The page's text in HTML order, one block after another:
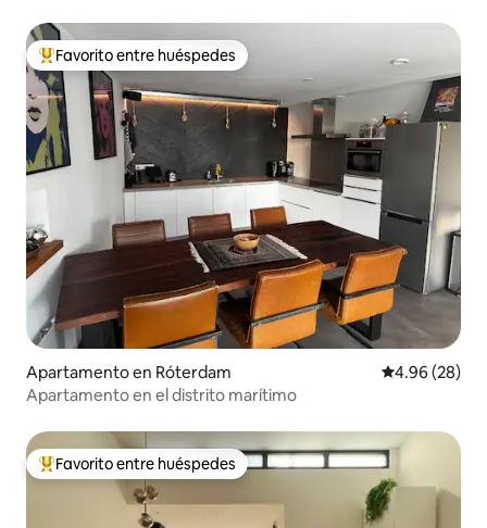
Favorito entre huéspedes preferido
Favorito entre huéspedes
Apartamento en Róterdam Calificación
4.96 (28)
Apartamento en el distrito marítimo
Favorito entre huéspedes preferido
Favorito entre huéspedes